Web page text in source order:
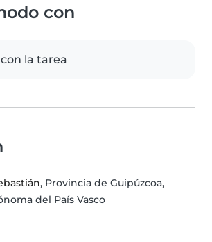
con
la tarea
, Provincia de Guipúzcoa,
del País Vasco